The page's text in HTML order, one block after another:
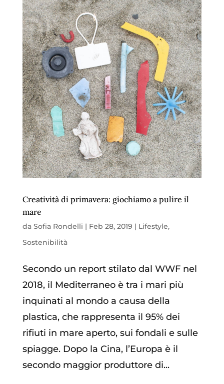
Creatività di primavera: giochiamo a pulire il
mare
da Sofia Rondelli | Feb 28, 2019 | Lifestyle,
Sostenibilità
Secondo un report stilato dal WWF nel
2018, il Mediterraneo è tra i mari più
inquinati al mondo a causa della
plastica, che rappresenta il 95% dei
rifiuti in mare aperto, sui fondali e sulle
spiagge. Dopo la Cina, l’Europa è il
secondo maggior produttore di...